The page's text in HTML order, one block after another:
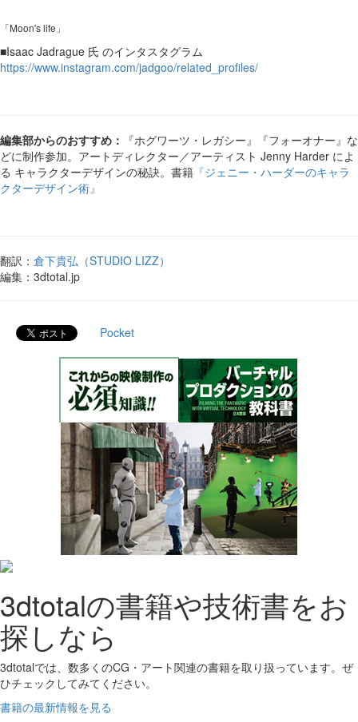
「Moon's life」
■Isaac Jadrague 氏 のインタスタグラム
https://www.instagram.com/jadgoo/related_profiles/
編集部からのおすすめ：
『ホグワーツ・レガシー』『フォーオナー』な
どに制作参加。アートディレクター／アーティスト Jenny Harder によ
る キャラクターデザインの秘訣。書籍 『ジェニー・ハーダーのキャラ
クターデザイン術』
翻訳： 倉下貴弘（STUDIO LIZZ）
編集：3dtotal.jp
Pocket
3dtotalの書籍や技術書をお
探しなら
3dtotalでは、数多くのCG・アート関連の書籍を取り扱っています。ぜ
ひチェックしてみてください。
書籍の最新情報を見る